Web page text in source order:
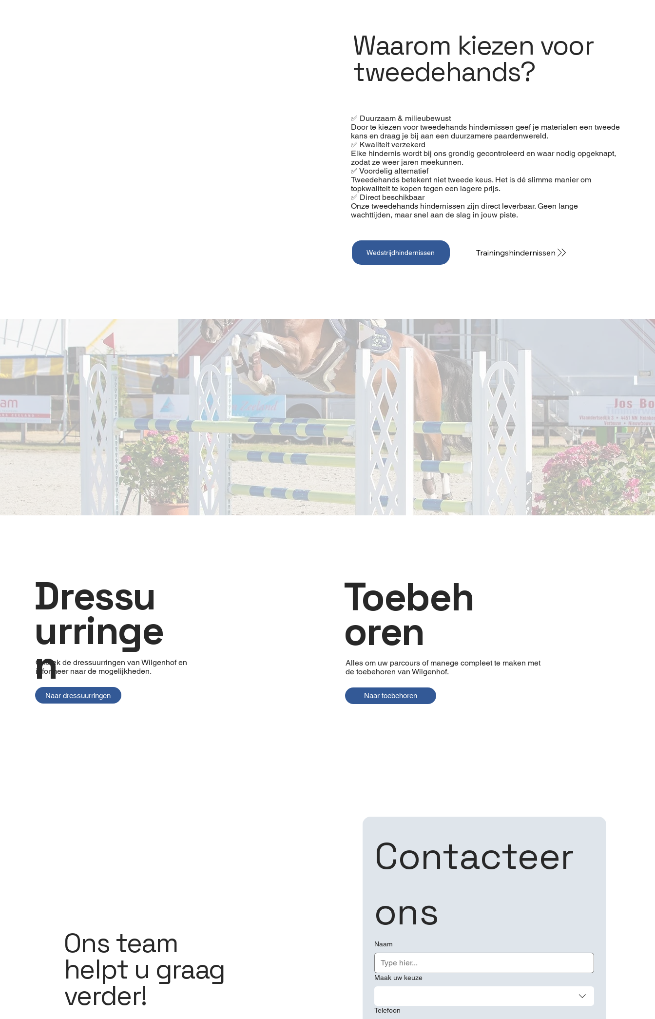
Waarom kiezen voor
tweedehands?
✅ Duurzaam & milieubewust
Door te kiezen voor tweedehands hindernissen geef je materialen een tweede
kans en draag je bij aan een duurzamere paardenwereld.
✅ Kwaliteit verzekerd
Elke hindernis wordt bij ons grondig gecontroleerd en waar nodig opgeknapt,
zodat ze weer jaren meekunnen.
✅ Voordelig alternatief
Tweedehands betekent niet tweede keus. Het is dé slimme manier om
topkwaliteit te kopen tegen een lagere prijs.
✅ Direct beschikbaar
Onze tweedehands hindernissen zijn direct leverbaar. Geen lange
wachttijden, maar snel aan de slag in jouw piste.
Wedstrijdhindernissen Trainingshindernissen
Informeer naar de
mogelijkheden!
T (BE): 0032 (0) 498 2873 99
T (NL): 0031 (0) 6207 465 11
info@wilgenhofhindernissen.com
Dressu
urringe
n
Ontdek de dressuurringen van Wilgenhof en
informeer naar de mogelijkheden.
Naar dressuurringen
Alles om uw parcours of manege compleet te maken met
de toebehoren van Wilgenhof.
Naar toebehoren
Toebeh
oren
Ons team
helpt u graag
verder!
Contacteer
ons
Naam
Maak uw keuze
Telefoon